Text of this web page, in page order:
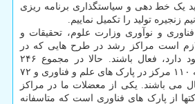
یک خط دهی و سیاستگذاری برنامه ریزی
زنجیره تولید را تکمیل نماییم.
و نوآوری وزارت علوم، تحقیقات و
است مراکز رشد در طرح هایی که در
راهبردهای پنج گانه وجود دارد، فعال باشند. حالا در مجموع ۲۴۶
مرکز رشد وجود دارد که ۱۱۰ مرکز در پارک های علم و فناوری و ۷۲
می باشند. یکی از معضلات ما در مراکز
از پارک های فناوری است که متاسفانه